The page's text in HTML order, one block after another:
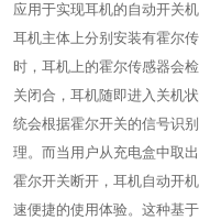
应用于实现耳机的自动开关
耳机主体上分别安装有霍尔
时，耳机上的霍尔传感器会
关闭合，耳机随即进入关机
统会根据霍尔开关的信号识
理。而当用户从充电盒中取
霍尔开关断开，耳机自动开
速便捷的使用体验。这种基